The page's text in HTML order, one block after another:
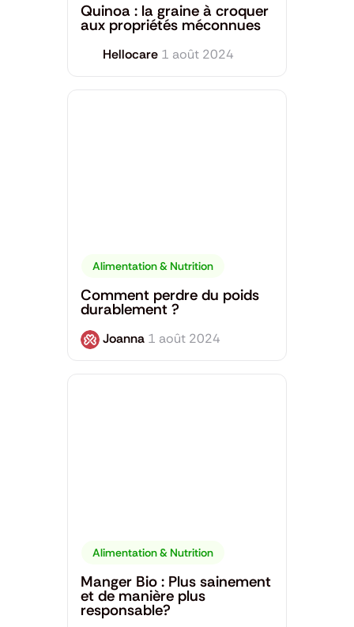
Quinoa : la graine à croquer
aux propriétés méconnues
Hellocare 1 août 2024
Alimentation & Nutrition
Comment perdre du poids
durablement ?
Joanna 1 août 2024
Alimentation & Nutrition
Manger Bio : Plus sainement
et de manière plus
responsable?